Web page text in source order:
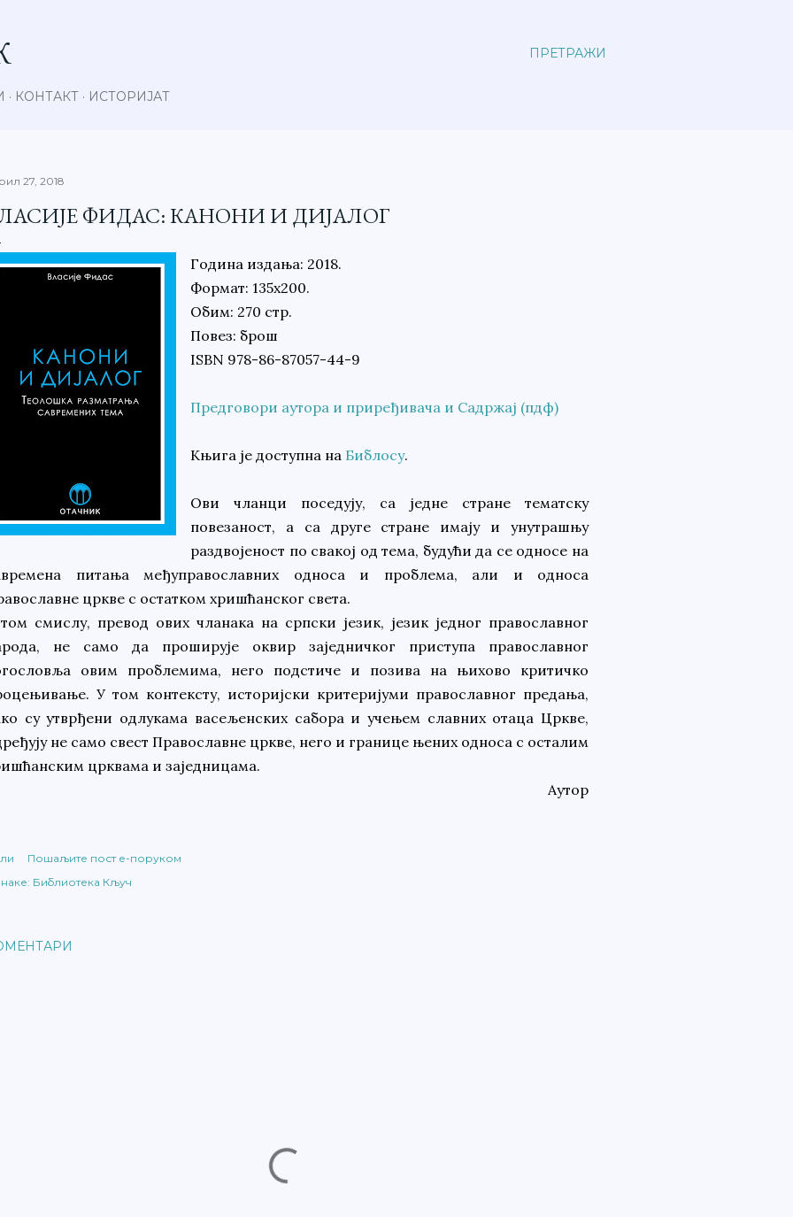
ПРЕТРАЖИ
КОНТАКТ ИСТОРИЈАТ
27, 2018
ФИДАС: КАНОНИ И ДИЈАЛОГ
Година издања: 2018.
Формат: 135х200.
Обим: 270 стр.
Повез: брош
ISBN 978-86-87057-44-9
Предговори аутора и приређивача и Садржај (пдф)
Књига је доступна на Библосу.
Oви чланци поседују, са једне стране тематску
повезаност, а са друге стране имају и унутрашњу
раздвојеност по свакој од тема, будући да се односе на
питања међуправославних односа и проблема, али и односа
цркве с остатком хришћанског света.
смислу, превод ових чланака на српски језик, језик једног православног
не само да проширује оквир заједничког приступа православног
овим проблемима, него подстиче и позива на њихово критичко
У том контексту, историјски кри­теријуми православног предања,
су утврђени од­лукама васељенских сабора и учењем славних отаца Цр­кве,
не само свест Православне цркве, него и гра­нице њених односа с осталим
црквама и заједницама.
Аутор
Пошаљите пост е-поруком
Библиотека Кључ